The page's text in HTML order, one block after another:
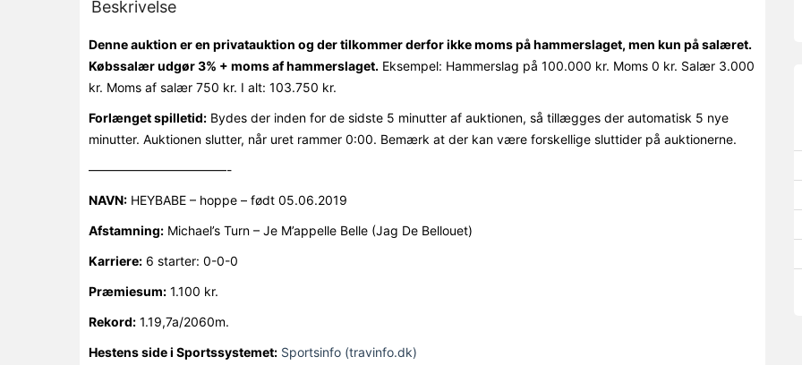
Beskrivelse
Denne auktion er en privatauktion og der tilkommer derfor ikke moms på hammerslaget, men kun på salæret.
Købssalær udgør 3% + moms af hammerslaget.Eksempel: Hammerslag på 100.000 kr. Moms 0 kr. Salær 3.000
kr. Moms af salær 750 kr. I alt: 103.750 kr.
Forlænget spilletid:Bydes der inden for de sidste 5 minutter af auktionen, så tillægges der automatisk 5 nye
minutter. Auktionen slutter, når uret rammer 0:00. Bemærk at der kan være forskellige sluttider på auktionerne.
———————————-
NAVN:HEYBABE – hoppe – født 05.06.2019
Afstamning:Michael’s Turn – Je M’appelle Belle (Jag De Bellouet)
Karriere:6 starter: 0-0-0
Præmiesum:1.100 kr.
Rekord:1.19,7a/2060m.
Hestens side i Sportssystemet: Sportsinfo (travinfo.dk)